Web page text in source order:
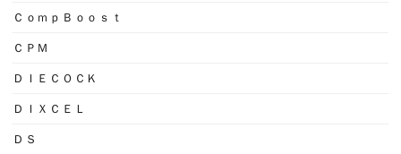
ＣｏｍｐＢｏｏｓｔ
ＣＰＭ
ＤＩＥＣＯＣＫ
ＤＩＸＣＥＬ
ＤＳ